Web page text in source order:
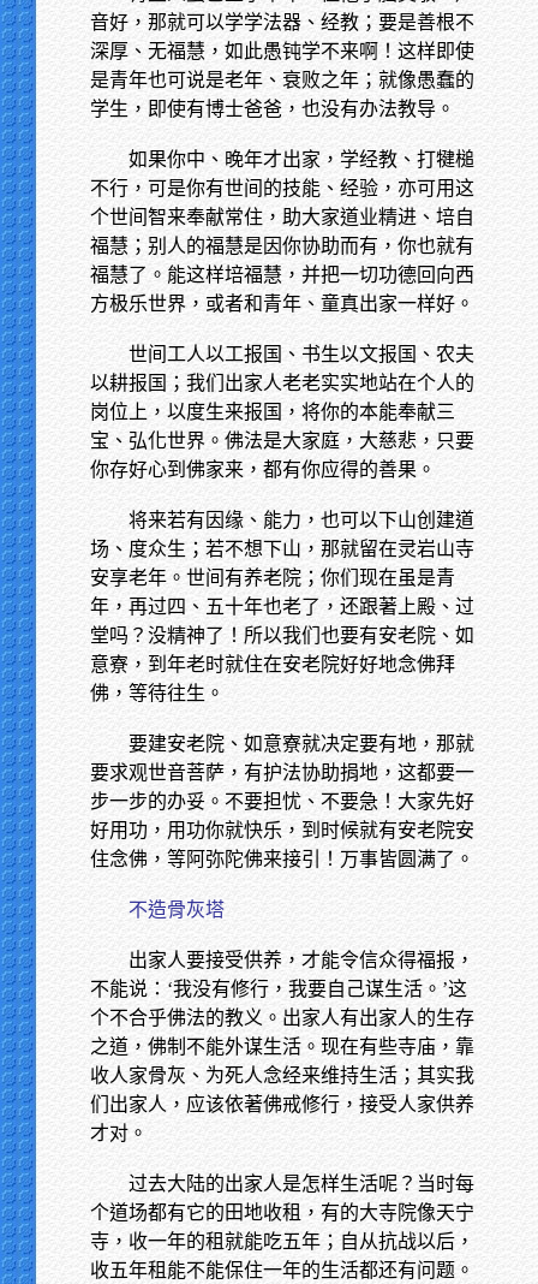
音好，那就可以学学法器、经教；要是善根不
深厚、无福慧，如此愚钝学不来啊！这样即使
是青年也可说是老年、衰败之年；就像愚蠢的
学生，即使有博士爸爸，也没有办法教导。
如果你中、晚年才出家，学经教、打犍槌
不行，可是你有世间的技能、经验，亦可用这
个世间智来奉献常住，助大家道业精进、培自
福慧；别人的福慧是因你协助而有，你也就有
福慧了。能这样培福慧，并把一切功德回向西
方极乐世界，或者和青年、童真出家一样好。
世间工人以工报国、书生以文报国、农夫
以耕报国；我们出家人老老实实地站在个人的
岗位上，以度生来报国，将你的本能奉献三
宝、弘化世界。佛法是大家庭，大慈悲，只要
你存好心到佛家来，都有你应得的善果。
将来若有因缘、能力，也可以下山创建道
场、度众生；若不想下山，那就留在灵岩山寺
安享老年。世间有养老院；你们现在虽是青
年，再过四、五十年也老了，还跟著上殿、过
堂吗？没精神了！所以我们也要有安老院、如
意寮，到年老时就住在安老院好好地念佛拜
佛，等待往生。
要建安老院、如意寮就决定要有地，那就
要求观世音菩萨，有护法协助捐地，这都要一
步一步的办妥。不要担忧、不要急！大家先好
好用功，用功你就快乐，到时候就有安老院安
住念佛，等阿弥陀佛来接引！万事皆圆满了。
不造骨灰塔
出家人要接受供养，才能令信众得福报，
不能说：‘我没有修行，我要自己谋生活。’这
个不合乎佛法的教义。出家人有出家人的生存
之道，佛制不能外谋生活。现在有些寺庙，靠
收人家骨灰、为死人念经来维持生活；其实我
们出家人，应该依著佛戒修行，接受人家供养
才对。
过去大陆的出家人是怎样生活呢？当时每
个道场都有它的田地收租，有的大寺院像天宁
寺，收一年的租就能吃五年；自从抗战以后，
收五年租能不能保住一年的生活都还有问题。